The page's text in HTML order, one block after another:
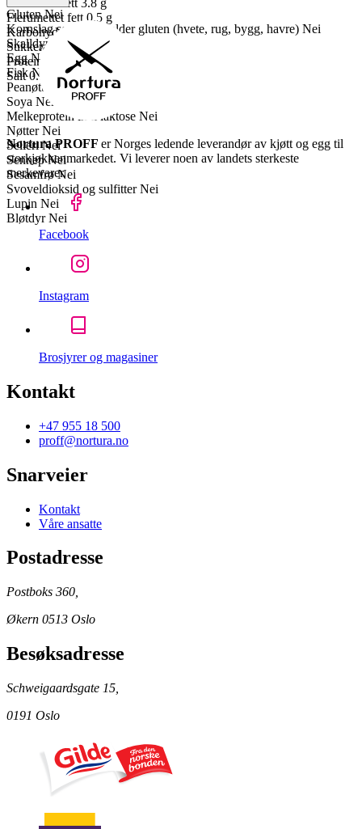
Enumettet fett 3.8 g
Flerumettet fett 0.5 g
Karbohydrater
Sukkerarter
0 g
Proteiner
20 g
Salt 0.1 g
Gluten Nei
Kornslag som inneholder gluten (hvete, rug, bygg, havre) Nei
Skalldyr
Nei
Egg Nei
Fisk Nei
Peanøtter
Nei
Soya Nei
Melkeprotein inkl laktose Nei
Nøtter Nei
Selleri Nei
Sennep Nei
Sesamfrø Nei
Svoveldioksid og sulfitter Nei
Lupin Nei
Bløtdyr Nei
Nortura PROFF er Norges ledende leverandør av kjøtt og egg til
storkjøkkenmarkedet. Vi leverer noen av landets sterkeste
merkevarer.
Facebook
Instagram
Brosjyrer og magasiner
Kontakt
+47 955 18 500
proff@nortura.no
Snarveier
Kontakt
Våre ansatte
Postadresse
Postboks 360,
Økern 0513 Oslo
Besøksadresse
Schweigaardsgate 15,
0191 Oslo